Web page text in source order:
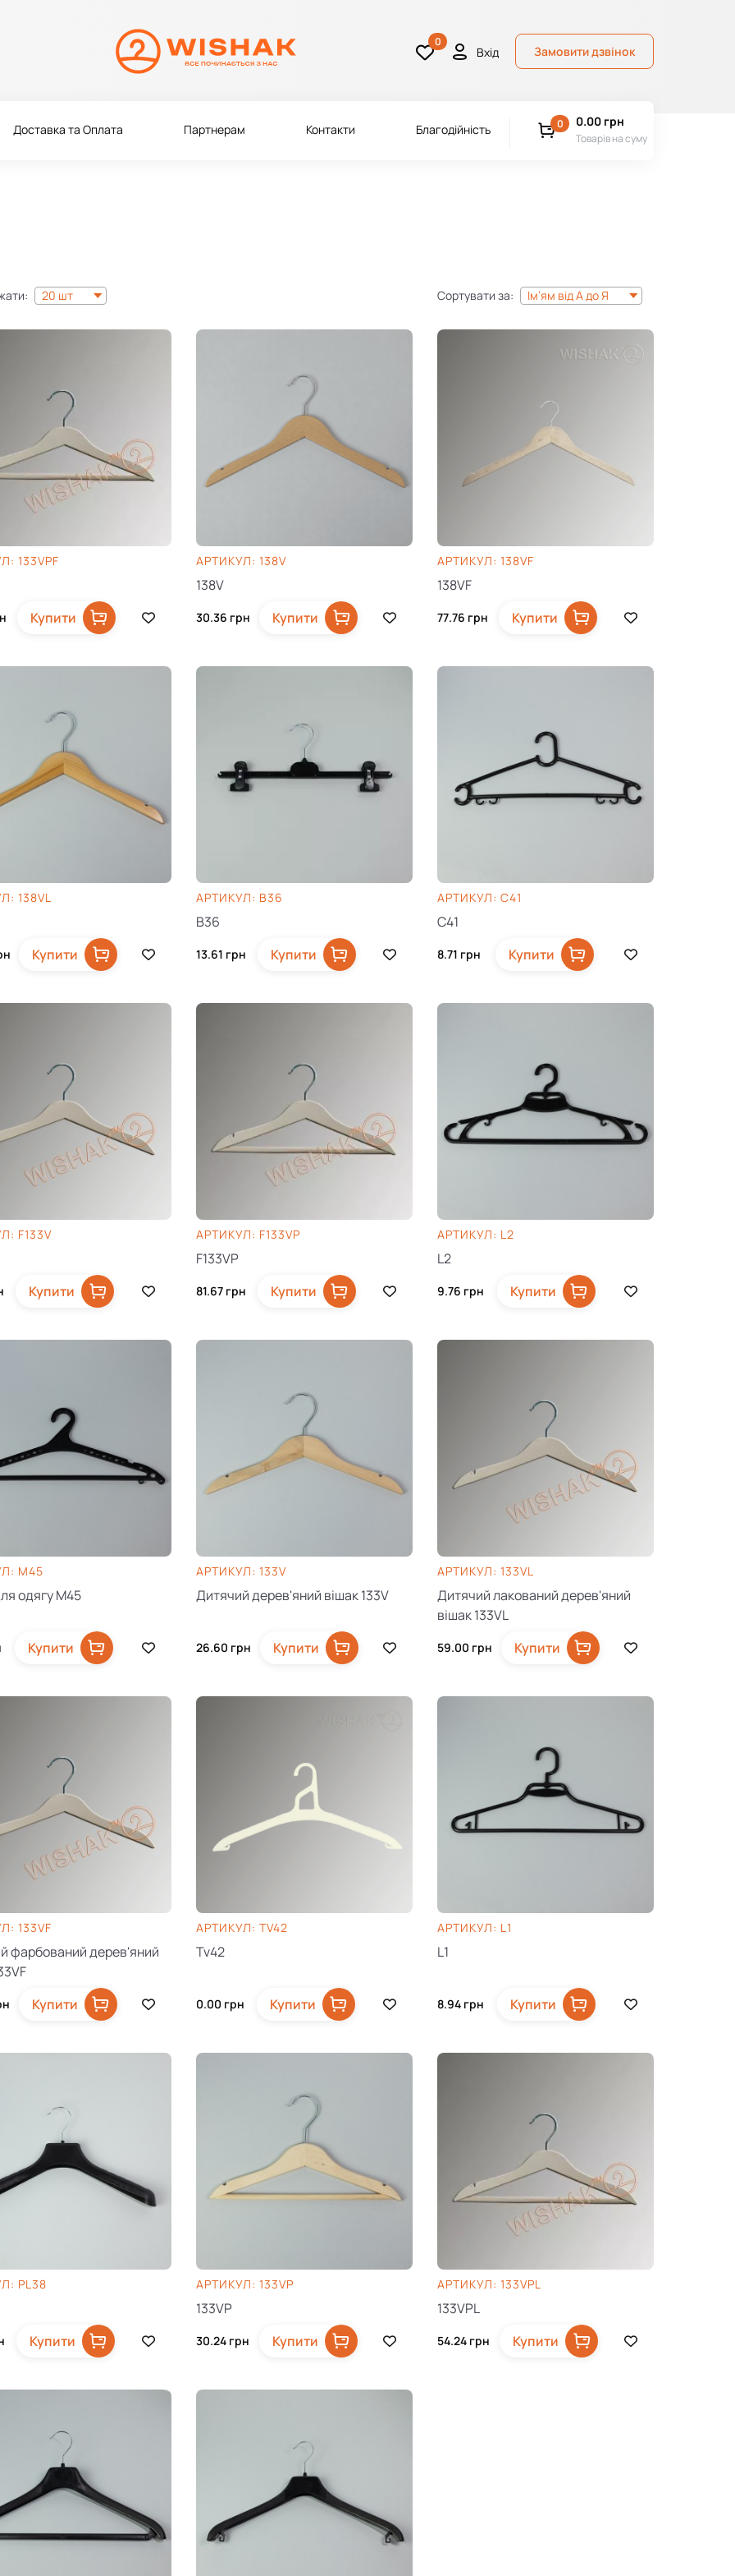
0
Вхід Замовити дзвінок
Доставка та Оплата Партнерам Контакти Благодійність 0 0.00 грн
Товарів на суму
20 шт Сортувати за: Ім’ям від А до Я
133VPF
Купити
AРТИКУЛ: 138V
138V
30.36 грн Купити
AРТИКУЛ: 138VF
138VF
77.76 грн Купити
138VL
Купити
AРТИКУЛ: B36
B36
13.61 грн Купити
AРТИКУЛ: C41
C41
8.71 грн Купити
F133V
Купити
AРТИКУЛ: F133VP
F133VP
81.67 грн Купити
AРТИКУЛ: L2
L2
9.76 грн Купити
M45
одягу M45
Купити
AРТИКУЛ: 133V
Дитячий дерев'яний вішак 133V
26.60 грн Купити
AРТИКУЛ: 133VL
Дитячий лакований дерев'яний
вішак 133VL
59.00 грн Купити
133VF
фарбований дерев'яний
Купити
AРТИКУЛ: TV42
Tv42
0.00 грн Купити
AРТИКУЛ: L1
L1
8.94 грн Купити
PL38
Купити
AРТИКУЛ: 133VP
133VP
30.24 грн Купити
AРТИКУЛ: 133VPL
133VPL
54.24 грн Купити